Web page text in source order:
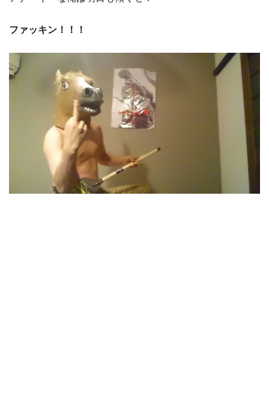
ファッキン！！！